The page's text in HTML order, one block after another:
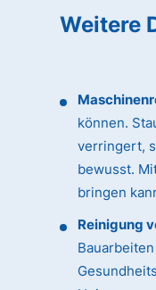
Weitere
können.
verringert,
bewusst.
bringen
Reinigung